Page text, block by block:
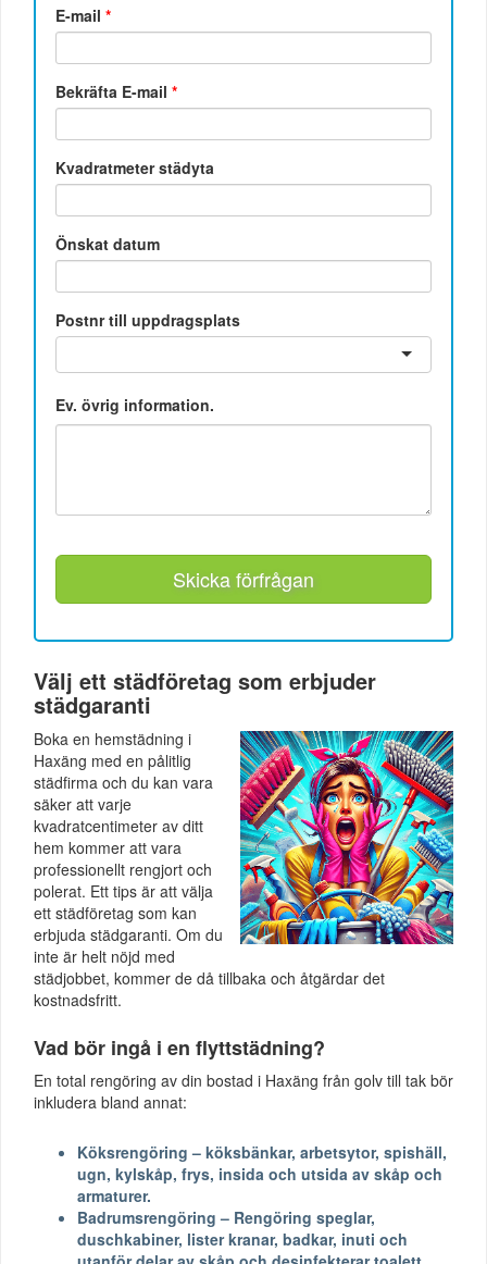
E-mail*
Bekräfta E-mail*
Kvadratmeter städyta
Önskat datum
Postnr till uppdragsplats
Ev. övrig information.
Skicka förfrågan
Välj ett städföretag som erbjuder
städgaranti
Boka en hemstädning i
Haxäng med en pålitlig
städfirma och du kan vara
säker att varje
kvadratcentimeter av ditt
hem kommer att vara
professionellt rengjort och
polerat. Ett tips är att välja
ett städföretag som kan
erbjuda städgaranti. Om du
inte är helt nöjd med
städjobbet, kommer de då tillbaka och åtgärdar det
kostnadsfritt.
Vad bör ingå i en flyttstädning?
En total rengöring av din bostad i Haxäng från golv till tak bör
inkludera bland annat:
Köksrengöring – köksbänkar, arbetsytor, spishäll,
ugn, kylskåp, frys, insida och utsida av skåp och
armaturer.
Badrumsrengöring – Rengöring speglar,
duschkabiner, lister kranar, badkar, inuti och